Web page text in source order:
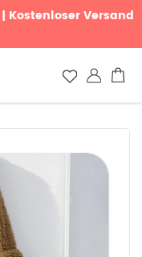
Kostenloser Versand